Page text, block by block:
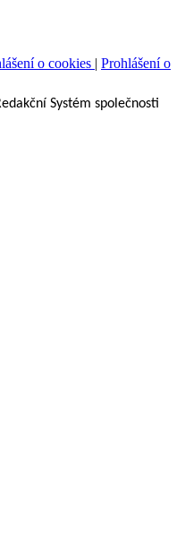
o cookies | Prohlášení o
Systém společnosti